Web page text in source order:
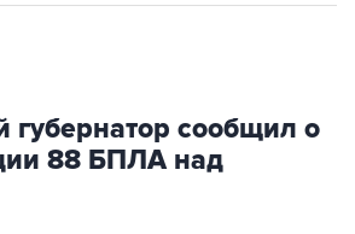
губернатор сообщил о
88 БПЛА над